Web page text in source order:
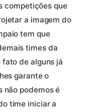
competições que
a imagem do
tem que
times da
de alguns já
garante o
não podemos é
time iniciar a